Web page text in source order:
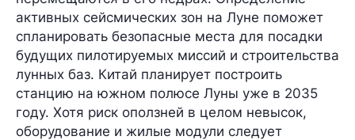
активных сейсмических зон на Луне поможет
спланировать безопасные места для посадки
будущих пилотируемых миссий и строительства
лунных баз. Китай планирует построить
станцию на южном полюсе Луны уже в 2035
году. Хотя риск оползней в целом невысок,
оборудование и жилые модули следует